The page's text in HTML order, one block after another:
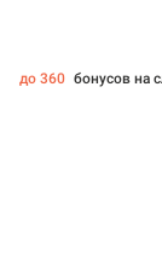
до 360 бонусов на